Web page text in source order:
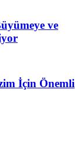
ve
İçin Önemli